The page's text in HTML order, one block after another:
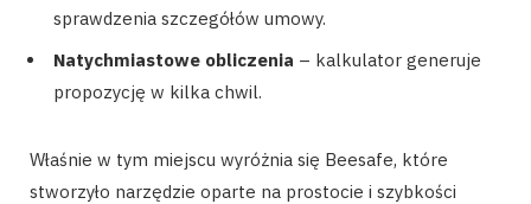
sprawdzenia szczegółów umowy.
Natychmiastowe obliczenia – kalkulator generuje
propozycję w kilka chwil.
Właśnie w tym miejscu wyróżnia się Beesafe, które
stworzyło narzędzie oparte na prostocie i szybkości